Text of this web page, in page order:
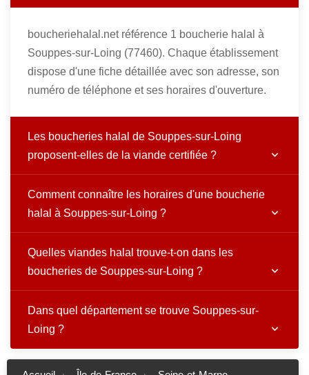
boucheriehalal.net référence 1 boucherie halal à
Souppes-sur-Loing (77460). Chaque établissement
dispose d'une fiche détaillée avec son adresse, son
numéro de téléphone et ses horaires d'ouverture.
Les boucheries halal de Souppes-sur-Loing
proposent-elles de la viande certifiée ?
Comment connaître les horaires d'une boucherie
halal à Souppes-sur-Loing ?
Quelles viandes halal trouve-t-on dans les
boucheries de Souppes-sur-Loing ?
Dans quel département se trouve Souppes-sur-
Loing ?